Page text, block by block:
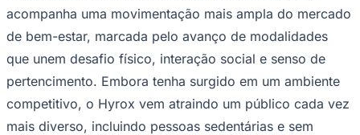
Panorama Econômico
Para Sua Empresa
Anuncie no Portal
Verificar EmpresaNovo
Anunciar Vagas Novo
Publicidade Legal
acompanha uma movimentação mais ampla do mercado
de bem-estar, marcada pelo avanço de modalidades
que unem desafio físico, interação social e senso de
pertencimento. Embora tenha surgido em um ambiente
competitivo, o Hyrox vem atraindo um público cada vez
mais diverso, incluindo pessoas sedentárias e sem